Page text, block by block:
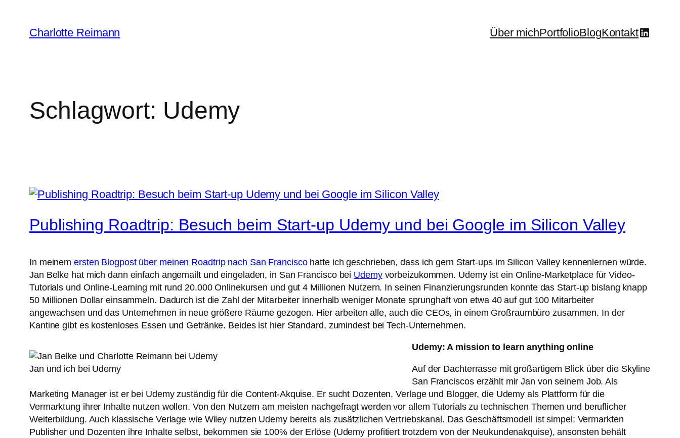
springen
Charlotte Reimann Über michPortfolioBlogKontakt
Schlagwort: Udemy
Publishing Roadtrip: Besuch beim Start-up Udemy und bei Google im Silicon Valley
In meinemersten Blogpost über meinen Roadtrip nach San Franciscohatte ich geschrieben, dass ich gern Start-ups im Silicon Valley kennenlernen würde.
Jan Belke hat mich dann einfach angemailt und eingeladen, in San Francisco bei Udemyvorbeizukommen. Udemy ist ein Online-Marketplace für Video-
Tutorials und Online-Learning mit rund 20.000 Onlinekursen und gut 4 Millionen Nutzern. In seinen Finanzierungsrunden konnte das Start-up bislang knapp
50 Millionen Dollar einsammeln. Dadurch ist die Zahl der Mitarbeiter innerhalb weniger Monate sprunghaft von etwa 40 auf gut 100 Mitarbeiter
angewachsen und das Unternehmen in neue größere Räume gezogen. Hier arbeiten alle, auch die CEOs, in einem Großraumbüro zusammen. In der
Kantine gibt es kostenloses Essen und Getränke. Beides ist hier Standard, zumindest bei Tech-Unternehmen.
Jan und ich bei Udemy
Udemy: A mission to learn anything online
Auf der Dachterrasse mit großartigem Blick über die Skyline
San Franciscos erzählt mir Jan von seinem Job. Als
Marketing Manager ist er bei Udemy zuständig für die Content-Akquise. Er sucht Dozenten, Verlage und Blogger, die Udemy als Plattform für die
Vermarktung ihrer Inhalte nutzen wollen. Von den Nutzern am meisten nachgefragt werden vor allem Tutorials zu technischen Themen und beruflicher
Weiterbildung. Auch klassische Verlage wie Wiley nutzen Udemy bereits als zusätzlichen Vertriebskanal. Das Geschäftsmodell ist simpel: Vermarkten
Publisher und Dozenten ihre Inhalte selbst, bekommen sie 100% der Erlöse (Udemy profitiert trotzdem von der Neukundenakquise), ansonsten behält